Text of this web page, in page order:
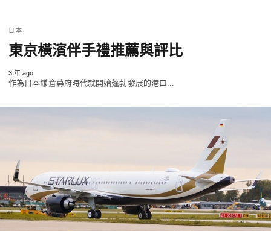
日本
東京橫濱伴手禮推薦與評比
3 年 ago
作為日本鎌倉幕府時代就開始蓬勃發展的港口...